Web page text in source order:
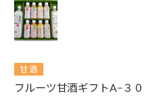
甘酒
フルーツ甘酒ギフトA−３０